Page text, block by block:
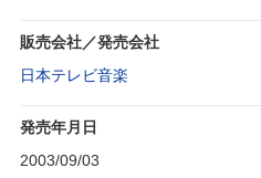
販売会社／発売会社
日本テレビ音楽
発売年月日
2003/09/03